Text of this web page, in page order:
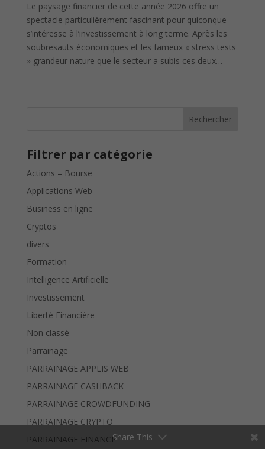
Le paysage financier de cette année 2026 offre un
spectacle particulièrement fascinant pour quiconque
s’intéresse à l’investissement à long terme. Après les
soubresauts économiques et les fameux « stress tests
» grandeur nature que le secteur a subis ces deux…
Rechercher
Filtrer par catégorie
Actions – Bourse
Applications Web
Business en ligne
Cryptos
divers
Formation
Intelligence Artificielle
Investissement
Liberté Financière
Non classé
Parrainage
PARRAINAGE APPLIS WEB
PARRAINAGE CASHBACK
PARRAINAGE CROWDFUNDING
PARRAINAGE CRYPTO
PARRAINAGE FINANCEShare This